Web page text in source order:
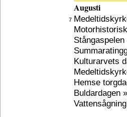
Augusti
7
Stångaspelen
Kulturarvets
Hemse
Buldardagen »